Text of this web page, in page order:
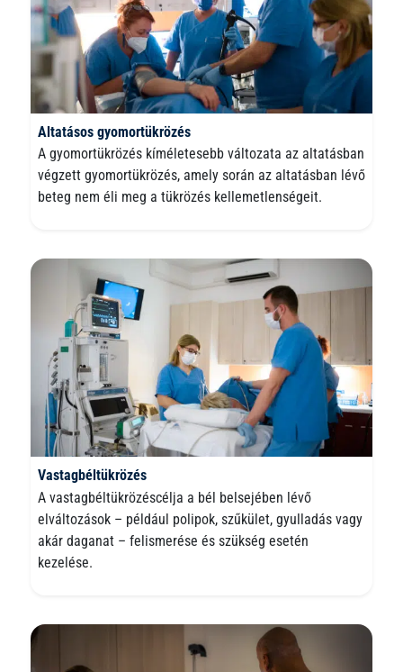
Altatásos gyomortükrözés
A gyomortükrözés kíméletesebb változata az altatásban
végzett gyomortükrözés, amely során az altatásban lévő
beteg nem éli meg a tükrözés kellemetlenségeit.
Vastagbéltükrözés
A vastagbéltükrözéscélja a bél belsejében lévő
elváltozások – például polipok, szűkület, gyulladás vagy
akár daganat – felismerése és szükség esetén
kezelése.